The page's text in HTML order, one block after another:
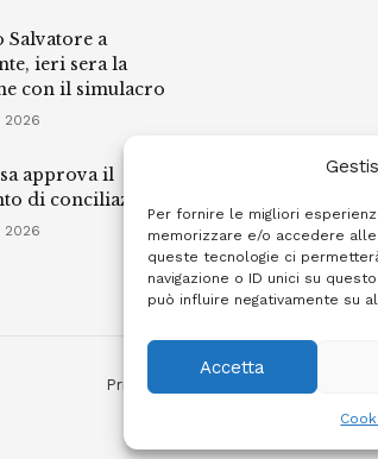
Per fornire le migliori
memorizzare e/o accedere
queste tecnologie ci
navigazione o ID unici su
può influire negativamente su
Accetta
Salvatore a
ieri sera la
con il simulacro
2026
approva il
di conciliazione
2026
Privacy Policy Cookie Policy (UE)